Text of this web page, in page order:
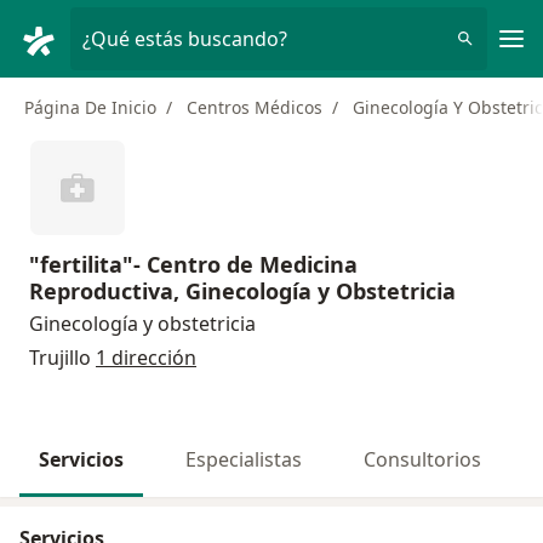
¿Qué estás buscando?
Página De Inicio Centros Médicos Ginecología Y
"fertilita"- Centro de Medicina
Reproductiva, Ginecología y Obstetricia
Ginecología y obstetricia
Trujillo 1 dirección
Servicios Especialistas Consultorios